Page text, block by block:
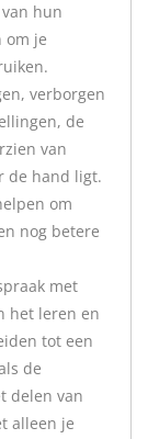
hun
om je
verborgen
de
van
de hand ligt.
om
nog betere
met
het leren en
tot een
de
delen van
alleen je